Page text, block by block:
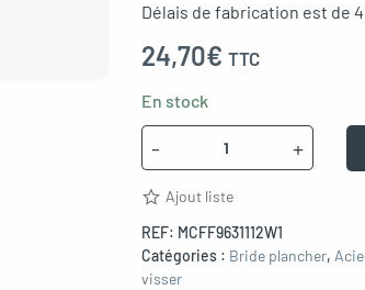
Délais de fabrication est de
24,70€ TTC
En stock
- +
Ajout liste
REF: MCFF9631112W1
Catégories : Bride plancher,
visser